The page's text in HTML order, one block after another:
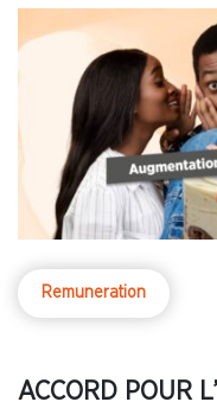
Remuneration
ACCORD POUR